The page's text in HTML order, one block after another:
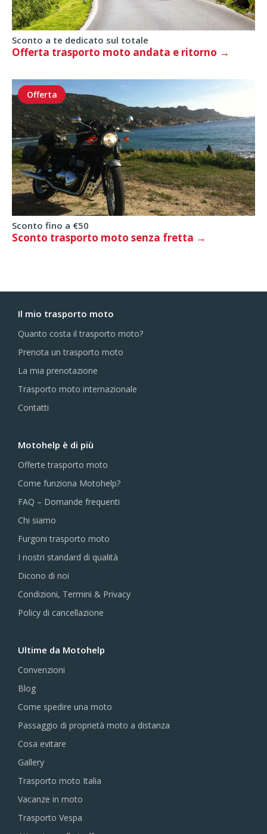
Sconto a te dedicato sul totale
Offerta trasporto moto andata e ritorno
Offerta
Sconto fino a €50
Sconto trasporto moto senza fretta
Il mio trasporto moto
Quanto costa il trasporto moto?
Prenota un trasporto moto
La mia prenotazione
Trasporto moto internazionale
Contatti
Motohelp è di più
Offerte trasporto moto
Come funziona Motohelp?
FAQ – Domande frequenti
Chi siamo
Furgoni trasporto moto
I nostri standard di qualità
Dicono di noi
Condizioni, Termini & Privacy
Policy di cancellazione
Ultime da Motohelp
Convenzioni
Blog
Come spedire una moto
Passaggio di proprietà moto a distanza
Cosa evitare
Gallery
Trasporto moto Italia
Vacanze in moto
Trasporto Vespa